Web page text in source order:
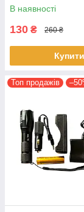
В наявності
130 ₴ 260 ₴
Купити
Топ продажів